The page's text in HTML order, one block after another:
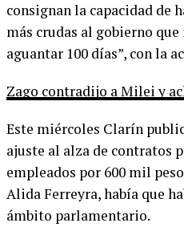
consignan la capacidad de
más crudas al gobierno
aguantar 100 días”, con la
Zago contradijo a Milei y
Este miércoles Clarín
ajuste al alza de contratos
empleados por 600 mil
Alida Ferreyra, había que
ámbito parlamentario.